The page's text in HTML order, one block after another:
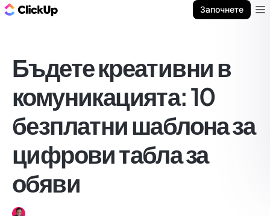
Започнете
Бъдете креативни в
комуникацията: 10
безплатни шаблона за
цифрови табла за
обяви